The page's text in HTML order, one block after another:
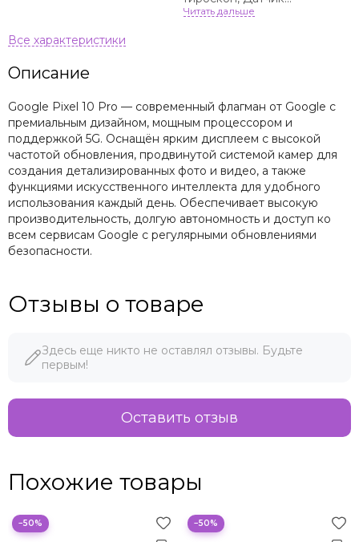
освещенности, Сканер
Описание
Google Pixel 10 Pro — современный флагман от Google с
премиальным дизайном, мощным процессором и
поддержкой 5G. Оснащён ярким дисплеем с высокой
частотой обновления, продвинутой системой камер для
создания детализированных фото и видео, а также
функциями искусственного интеллекта для удобного
использования каждый день. Обеспечивает высокую
производительность, долгую автономность и доступ ко
всем сервисам Google с регулярными обновлениями
безопасности.
Отзывы о товаре
Здесь еще никто не оставлял отзывы. Будьте
первым!
Оставить отзыв
Похожие товары
−50% −50%